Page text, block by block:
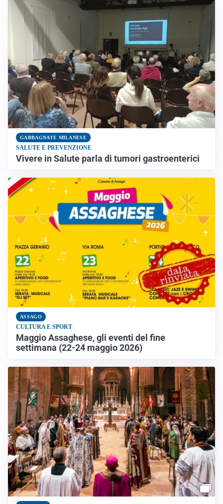
GARBAGNATE MILANESE
SALUTE E PREVENZIONE
Vivere in Salute parla di tumori gastroenterici
ASSAGO
CULTURA E SPORT
Maggio Assaghese, gli eventi del fine
settimana (22-24 maggio 2026)